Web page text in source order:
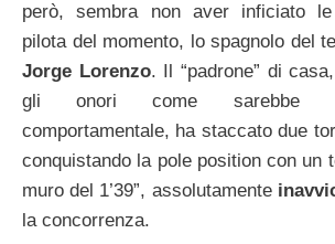
però, sembra non aver inficiato le
pilota del momento, lo spagnolo del
Jorge Lorenzo. Il “padrone” di
gli onori come sarebbe
comportamentale, ha staccato due
conquistando la pole position con un
muro del 1’39”, assolutamente
la concorrenza.